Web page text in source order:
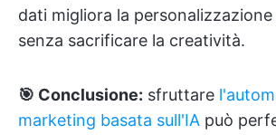
dati migliora la
senza sacrificare la creatività.
🎯 Conclusione: sfruttare
marketing basata sull'IA può